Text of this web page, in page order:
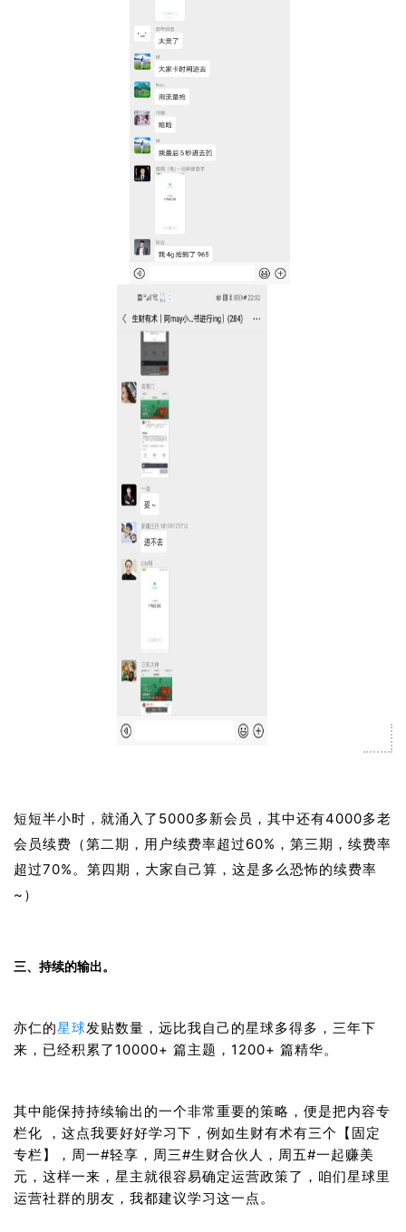
短短半小时，就涌入了5000多新会员，其中还有4000多老
会员续费（第二期，用户续费率超过60%，第三期，续费率
超过70%。 第四期，大家自己算，这是多么恐怖的续费率
~）
三、持续的输出。
亦仁的星球发贴数量，远比我自己的星球多得多，三年下
来，已经积累了10000+ 篇主题，1200+ 篇精华。
其中能保持持续输出的一个非常重要的策略，便是把内容专
栏化 ，这点我要好好学习下，例如生财有术有三个【固定
专栏】，周一#轻享，周三#生财合伙人，周五#一起赚美
元，这样一来，星主就很容易确定运营政策了，咱们星球里
运营社群的朋友，我都建议学习这一点。